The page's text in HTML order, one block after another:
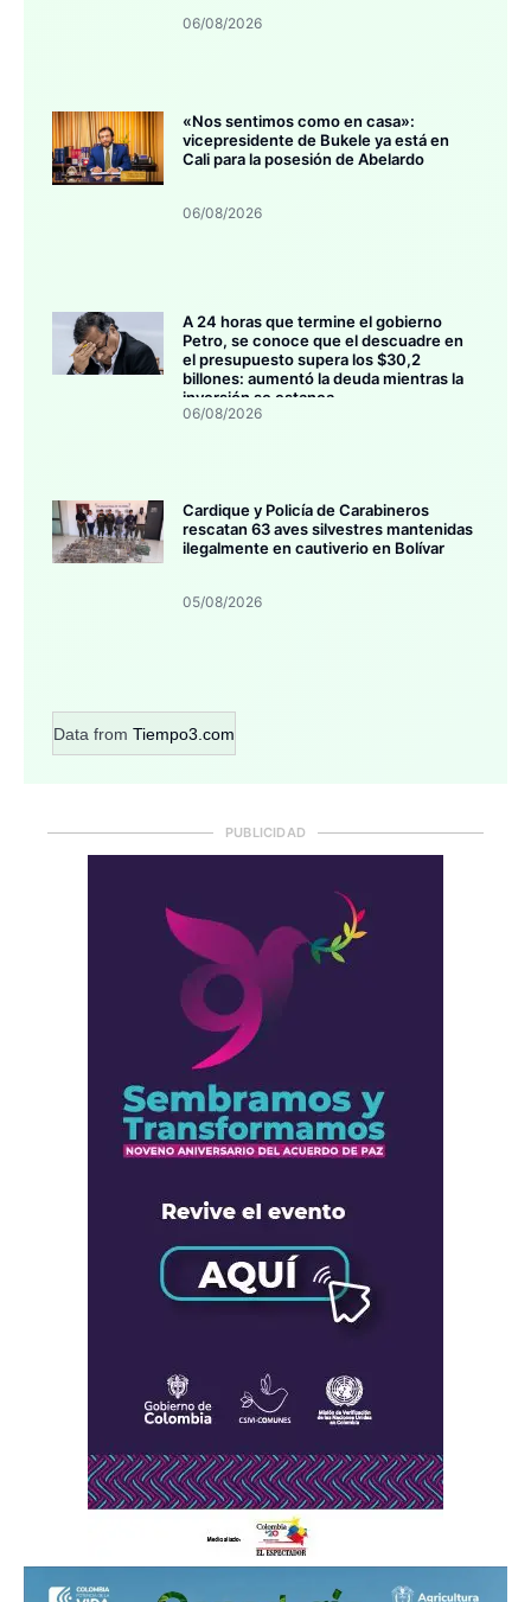
06/08/2026
«Nos sentimos como en casa»:
vicepresidente de Bukele ya está en
Cali para la posesión de Abelardo
06/08/2026
A 24 horas que termine el gobierno
Petro, se conoce que el descuadre en
el presupuesto supera los $30,2
billones: aumentó la deuda mientras la
inversión se estanca
06/08/2026
Cardique y Policía de Carabineros
rescatan 63 aves silvestres mantenidas
ilegalmente en cautiverio en Bolívar
05/08/2026
Data from Tiempo3.com
PUBLICIDAD